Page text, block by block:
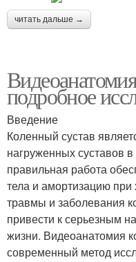
читать дальше →
подробное
Введение
Коленный сустав
нагруженных суставов
правильная работа
тела и амортизацию
травмы и заболевания
привести к серьезным
жизни. Видеоанатомия
современный метод